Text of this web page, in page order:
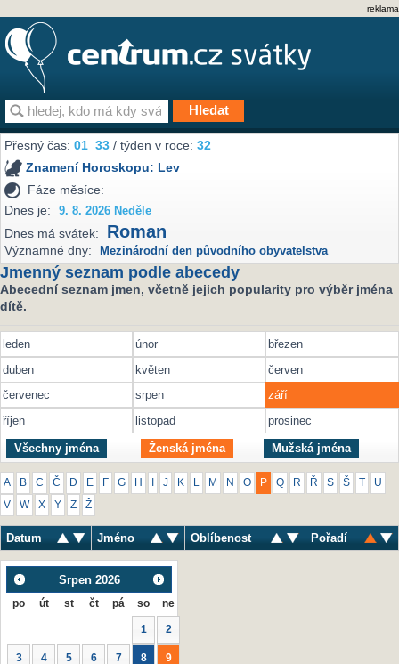
reklama
Přesný čas:01 33 / týden v roce:32
Znamení Horoskopu: Lev
Fáze měsíce:
Dnes je:
9. 8. 2026 Neděle
Dnes má svátek: Roman
Významné dny: Mezinárodní den původního obyvatelstva
Jmenný seznam podle abecedy
Abecední seznam jmen, včetně jejich popularity pro výběr jména
dítě.
leden únor
březen
duben
květen
červen
červenec
srpen
září
říjen
listopad prosinec
Všechny jména Ženská jména Mužská jména
A B C Č D E F G H J K M N O P Q R Ř S Š U
V W X Y Z Ž
Datum Jméno Oblíbenost Pořadí
Srpen 2026
po út st čt pá so ne
1 2
3 4 5 6 7 8 9